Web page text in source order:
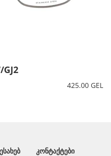
425.00 GEL
ᲙᲝᲜᲢᲐᲥᲢᲔᲑᲘ